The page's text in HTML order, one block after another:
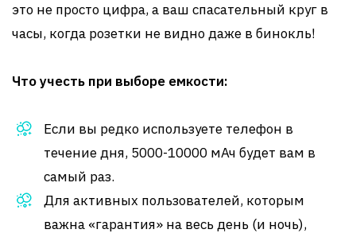
это не просто цифра, а ваш спасательный круг в
часы, когда розетки не видно даже в бинокль!
Что учесть при выборе емкости:
Если вы редко используете телефон в
течение дня, 5000-10000 мАч будет вам в
самый раз.
Для активных пользователей, которым
важна «гарантия» на весь день (и ночь),